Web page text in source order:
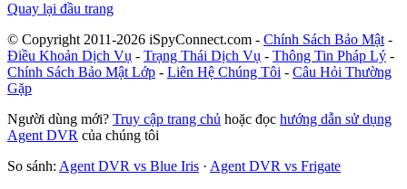
Quay lại đầu trang
© Copyright 2011-2026 iSpyConnect.com - Chính Sách Bảo Mật -
Điều Khoản Dịch Vụ - Trạng Thái Dịch Vụ - Thông Tin Pháp Lý -
Chính Sách Bảo Mật Lớp - Liên Hệ Chúng Tôi - Câu Hỏi Thường
Gặp
Người dùng mới? Truy cập trang chủ hoặc đọc hướng dẫn sử dụng
Agent DVR của chúng tôi
So sánh: Agent DVR vs Blue Iris · Agent DVR vs Frigate